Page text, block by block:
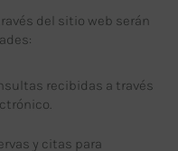
del sitio web serán
recibidas a través
y citas para